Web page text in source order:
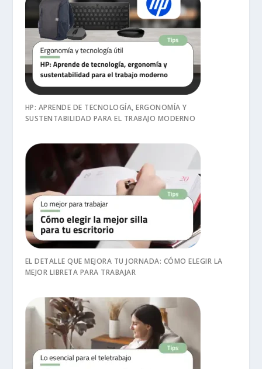
HP: APRENDE DE TECNOLOGÍA, ERGONOMÍA Y
SUSTENTABILIDAD PARA EL TRABAJO MODERNO
EL DETALLE QUE MEJORA TU JORNADA: CÓMO ELEGIR LA
MEJOR LIBRETA PARA TRABAJAR